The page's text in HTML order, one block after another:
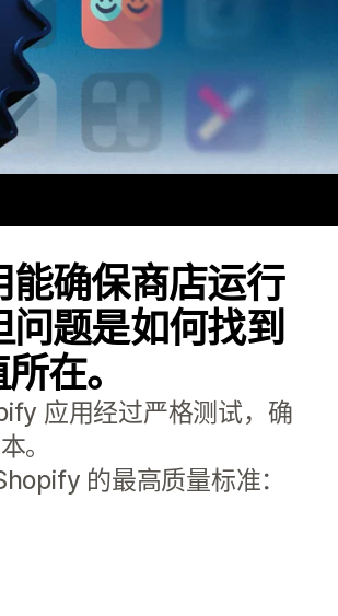
确保商店运行
题是如何找到
在。
应用经过严格测试，确
。
的最高质量标准：